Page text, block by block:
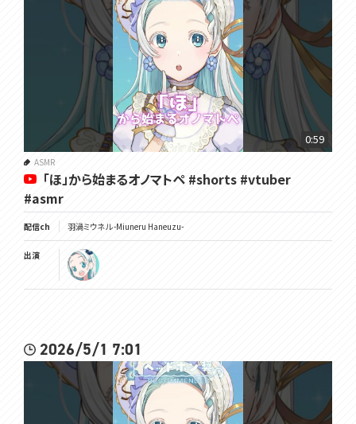
0:59
ASMR
「ほ」から始まるオノマトペ #shorts #vtuber
#asmr
配信ch 羽渦ミウネル -Miuneru Haneuzu-
出演
2026/5/1 7:01